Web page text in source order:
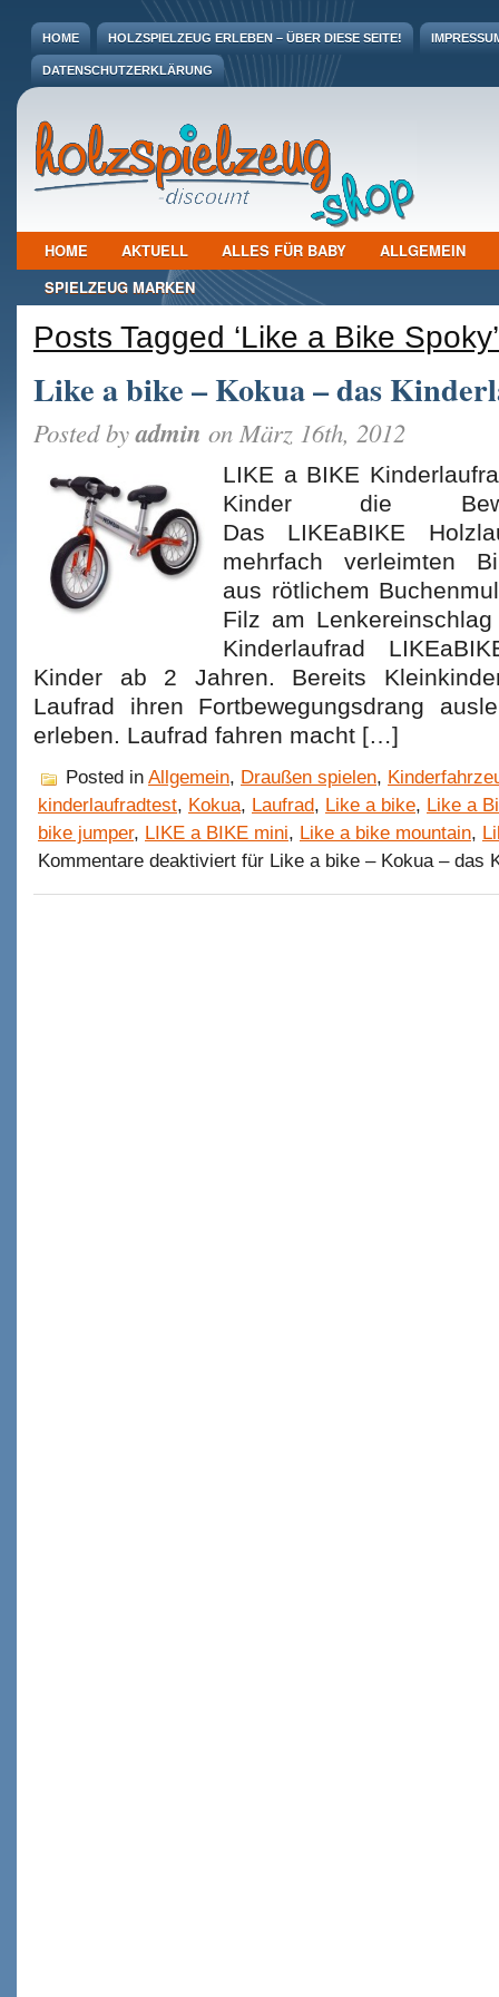
HOME HOLZSPIELZEUG ERLEBEN – ÜBER DIESE SEITE!
DATENSCHUTZERKLÄRUNG
HOME AKTUELL ALLES FÜR BABY
ALLGEMEIN
SPIELZEUG MARKEN
Posts Tagged ‘Like a Bike Spoky’
Like a bike – Kokua – das
Posted byadmin on März 16th, 2012
LIKE a BIKE
Kinder die
Das LIKEaBIKE
mehrfach verleimten
aus rötlichem
Filz am
Kinderlaufrad
Kinder ab 2 Jahren. Bereits
Laufrad ihren Fortbewegungsdrang
erleben. Laufrad fahren macht […]
Posted in Allgemein, Draußen spielen,
kinderlaufradtest, Kokua, Laufrad, Like a bike, Like a
bike jumper, LIKE a BIKE mini, Like a bike mountain,
Kommentare deaktiviert für Like a bike – Kokua – das